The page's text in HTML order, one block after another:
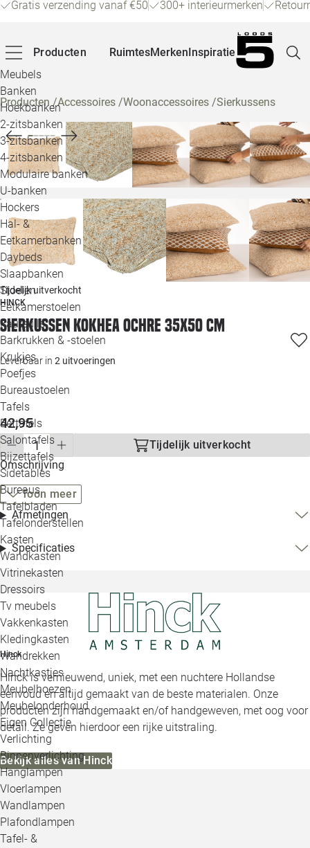
Gratis verzending vanaf €50 300+ interieurmerken
Producten
Meubels
Banken
Hoekbanken
2-zitsbanken
3-zitsbanken
4-zitsbanken
Modulaire banken
U-banken
Hockers
Hal- &
Eetkamerbanken
Daybeds
Slaapbanken
Stoelen
Eetkamerstoelen
Fauteuils
Barkrukken & -stoelen
Krukjes
Poefjes
Bureaustoelen
Tafels
Eettafels
Salontafels
Bijzettafels
Sidetables
Bureaus
Tafelbladen
Tafelonderstellen
Kasten
Wandkasten
Vitrinekasten
Dressoirs
Tv meubels
Vakkenkasten
Kledingkasten
Wandrekken
Nachtkastjes
Meubelhoezen
Meubelonderhoud
Eigen Collectie
Verlichting
Binnenverlichting
Hanglampen
Vloerlampen
Wandlampen
Plafondlampen
Tafel- &
RuimtesMerkenInspiratie
Alle
Producten/Accessoires /Woonaccessoires /Sierkussens
Tijdelijk uitverkocht
HINCK
Sierkussen Kokhea ochre 35x50 cm
Leverbaar in 2 uitvoeringen
42,95
Tijdelijk uitverkocht
Omschrijving
Toon meer
Afmetingen
Specificaties
Hinck
Hinck is vernieuwend, uniek, met een nuchtere Hollandse
eenvoud en altijd gemaakt van de beste materialen. Onze
producten zijn handgemaakt en/of handgeweven, met oog voor
detail. Ze geven hierdoor een rijke uitstraling.
Bekijk alles van Hinck